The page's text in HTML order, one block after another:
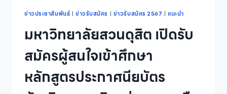
เวลา
หลักสูตร
ศาสตร
ปี
การ
ข่าวประชาสัมพันธ์ | ข่าวรับสมัคร | ข่าวรับสมัคร 2567 | แนะนำ
มหาวิทยาลัยสวนดุสิต เปิดรับ
สมัครผู้สนใจเข้าศึกษา
หลักสูตรประกาศนียบัตร